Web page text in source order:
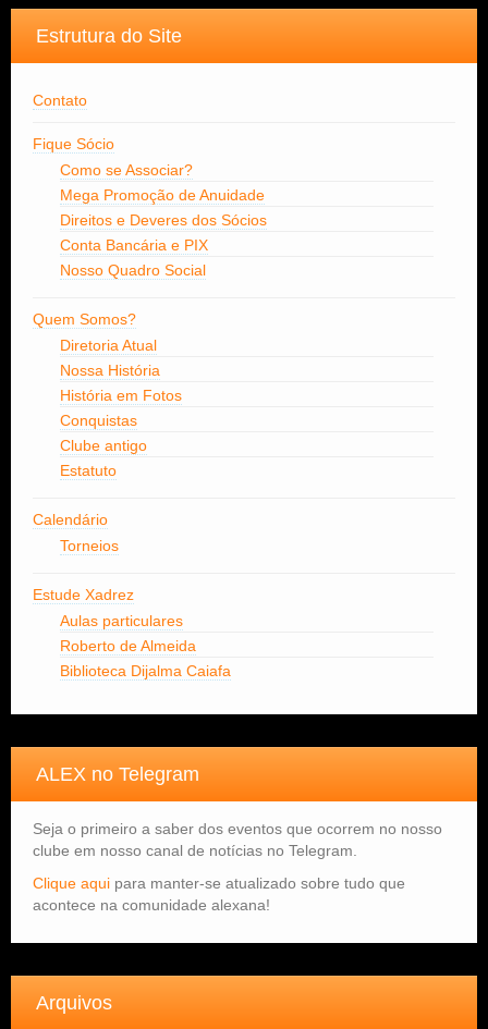
Estrutura do Site
Contato
Fique Sócio
Como se Associar?
Mega Promoção de Anuidade
Direitos e Deveres dos Sócios
Conta Bancária e PIX
Nosso Quadro Social
Quem Somos?
Diretoria Atual
Nossa História
História em Fotos
Conquistas
Clube antigo
Estatuto
Calendário
Torneios
Estude Xadrez
Aulas particulares
Roberto de Almeida
Biblioteca Dijalma Caiafa
ALEX no Telegram
Seja o primeiro a saber dos eventos que ocorrem no nosso
clube em nosso canal de notícias no Telegram.
Clique aqui para manter-se atualizado sobre tudo que
acontece na comunidade alexana!
Arquivos